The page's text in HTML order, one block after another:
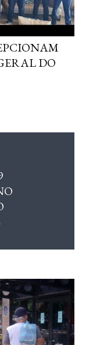
DO